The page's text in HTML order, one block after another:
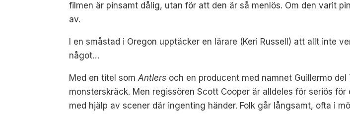
filmen är pinsamt dålig, utan för att den är så menlös. Om den varit
av.
I en småstad i Oregon upptäcker en lärare (Keri Russell) att allt inte
något…
Med en titel somAntlers och en producent med namnet Guillermo
monsterskräck. Men regissören Scott Cooper är alldeles för seriös
med hjälp av scener där ingenting händer. Folk går långsamt, ofta i